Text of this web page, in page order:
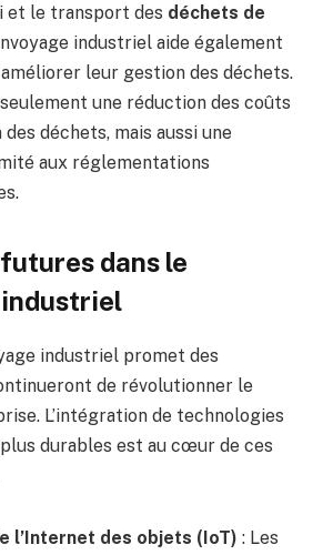
le transport des déchets de
industriel aide également
leur gestion des déchets.
une réduction des coûts
des déchets, mais aussi une
aux réglementations
dans le
industriel promet des
de révolutionner le
L’intégration de technologies
durables est au cœur de ces
l’Internet des objets (IoT) : Les